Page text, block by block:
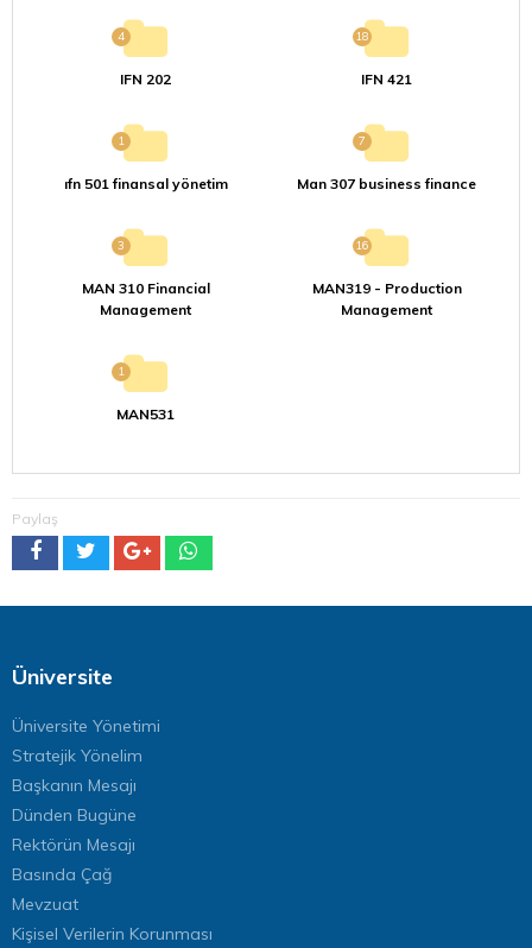
4
IFN 202
18
IFN 421
1
ıfn 501 finansal yönetim
7
Man 307 business finance
3
MAN 310 Financial
Management
16
MAN319 - Production
Management
1
MAN531
Paylaş
Üniversite
Üniversite Yönetimi
Stratejik Yönelim
Başkanın Mesajı
Dünden Bugüne
Rektörün Mesajı
Basında Çağ
Mevzuat
Kişisel Verilerin Korunması